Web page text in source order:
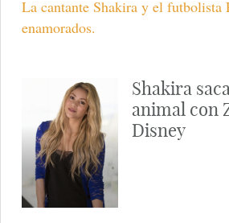
La cantante Shakira y el futbolista
enamorados.
Shakira
animal con
Disney